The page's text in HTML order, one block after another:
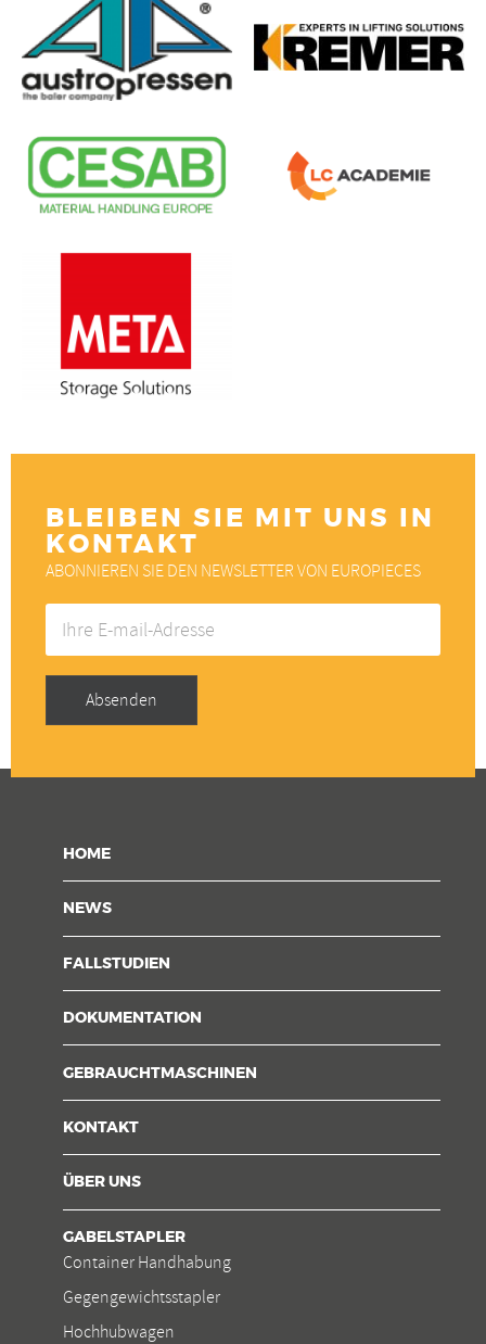
BLEIBEN SIE MIT UNS IN
KONTAKT
ABONNIEREN SIE DEN NEWSLETTER VON EUROPIECES
mail-
Adresse
Absenden
HOME
NEWS
FALLSTUDIEN
DOKUMENTATION
GEBRAUCHTMASCHINEN
KONTAKT
ÜBER UNS
GABELSTAPLER
Container Handhabung
Gegengewichtsstapler
Hochhubwagen